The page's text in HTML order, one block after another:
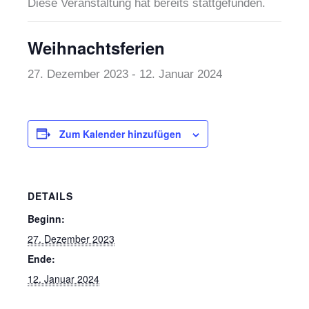
Diese Veranstaltung hat bereits stattgefunden.
Weihnachtsferien
27. Dezember 2023 - 12. Januar 2024
Zum Kalender hinzufügen
DETAILS
Beginn:
27. Dezember 2023
Ende:
12. Januar 2024